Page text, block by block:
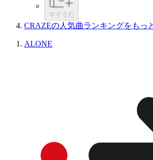
マイうた
CRAZEの人気曲ランキングをもっ
ALONE